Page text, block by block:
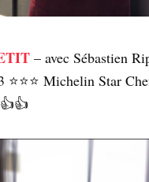
– avec Sébastien
⭐️⭐️⭐️ Michelin Star